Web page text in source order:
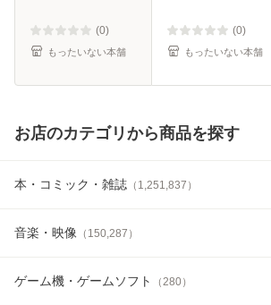
クス [コミック]
【メール便送料
(0)
もったいない本舗
(0)
もったいない本舗
お店のカテゴリから商品を探す
本・コミック・雑誌 （ 1,251,837 ）
音楽・映像 （ 150,287 ）
ゲーム機・ゲームソフト （280）